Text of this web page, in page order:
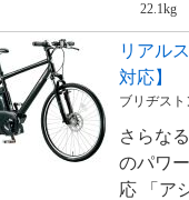
22.1kg
リアル
対応】
ブリヂスト
さらな
のパワ
応 「ア